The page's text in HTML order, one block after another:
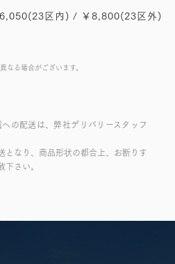
る場合がございます。
の配送は、弊社デリバリースタッフ
となり、商品形状の都合上、お断りす
さい。
区内) / ￥8,800(23区外)